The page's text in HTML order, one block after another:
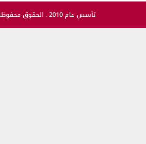
تأسس عام 2010 . الحقوق محفوظة © 2026